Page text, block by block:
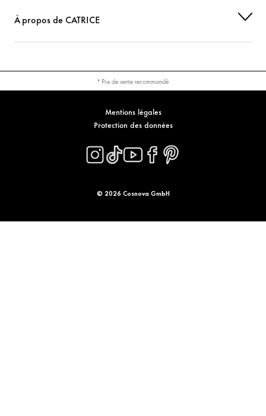
À propos de CATRICE
* Prix de vente recommandé
Mentions légales
Protection des données
© 2026 Cosnova GmbH